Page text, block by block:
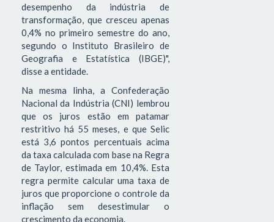
desempenho da indústria de
transformação, que cresceu apenas
0,4% no primeiro semestre do ano,
segundo o Instituto Brasileiro de
Geografia e Estatística (IBGE)",
disse a entidade.
Na mesma linha, a Confederação
Nacional da Indústria (CNI) lembrou
que os juros estão em patamar
restritivo há 55 meses, e que Selic
está 3,6 pontos percentuais acima
da taxa calculada com base na Regra
de Taylor, estimada em 10,4%. Esta
regra permite calcular uma taxa de
juros que proporcione o controle da
inflação sem desestimular o
crescimento da economia.